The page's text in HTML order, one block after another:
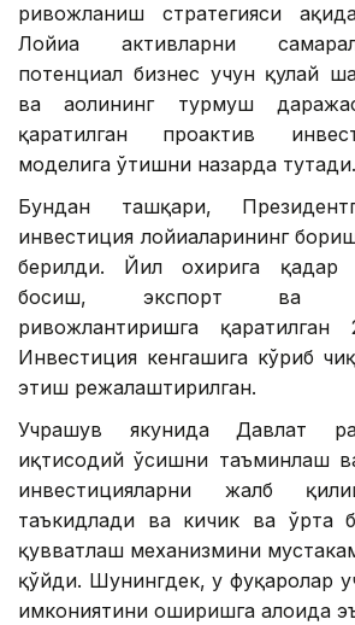
ривожланиш стратегияси
Лойиҳа активларни
потенциал бизнес учун қулай
ва аҳолининг турмуш
қаратилган проактив
моделига ўтишни назарда тутади.
Бундан ташқари,
инвестиция лойиҳаларининг
берилди. Йил охирига қадар
босиш, экспорт ва
ривожлантиришга
Инвестиция кенгашига кўриб
этиш режалаштирилган.
Учрашув якунида Давлат
иқтисодий ўсишни таъминлаш
инвестицияларни жалб
таъкидлади ва кичик ва ўрта
қувватлаш механизмини
қўйди. Шунингдек, у фуқаролар
имкониятини оширишга алоҳида